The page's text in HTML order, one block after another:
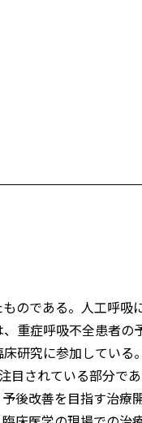
のである。人工呼吸
重症呼吸不全患者の
研究に参加している。
目されている部分であ
後改善を目指す治療